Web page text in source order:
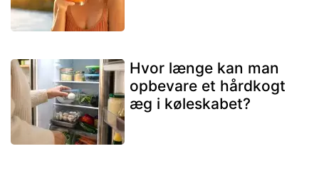
Hvor længe kan man
opbevare et hårdkogt
æg i køleskabet?